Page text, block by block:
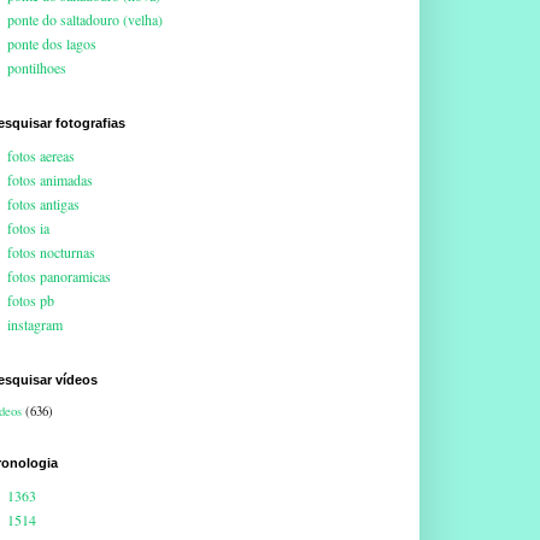
ponte do saltadouro (velha)
ponte dos lagos
pontilhoes
fotografias
fotos aereas
fotos animadas
fotos antigas
fotos ia
fotos nocturnas
fotos panoramicas
fotos pb
instagram
vídeos
(636)
1363
1514